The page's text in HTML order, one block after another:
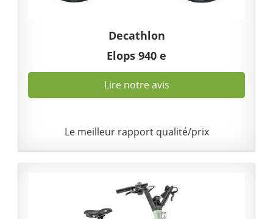
Decathlon
Elops 940 e
Lire notre avis
Le meilleur rapport qualité/prix